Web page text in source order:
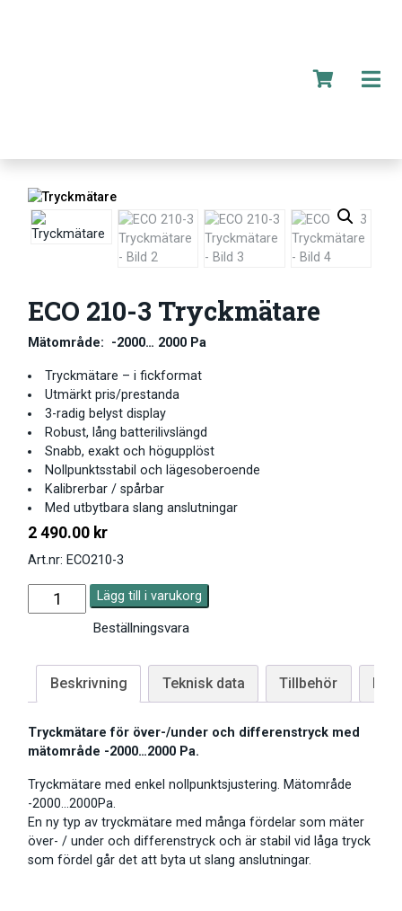
ECO 210-3 Tryckmätare
Mätområde: -2000… 2000 Pa
Tryckmätare – i fickformat
Utmärkt pris/prestanda
3-radig belyst display
Robust, lång batterilivslängd
Snabb, exakt och högupplöst
Nollpunktsstabil och lägesoberoende
Kalibrerbar / spårbar
Med utbytbara slang anslutningar
2 490.00 kr
Art.nr: ECO210-3
Lägg till i varukorg
Beställningsvara
Beskrivning Teknisk data Tillbehör
Tryckmätare för över-/under och differenstryck med
mätområde -2000…2000 Pa.
Tryckmätare med enkel nollpunktsjustering. Mätområde
-2000…2000Pa.
En ny typ av tryckmätare med många fördelar som mäter
över- / under och differenstryck och är stabil vid låga tryck
som fördel går det att byta ut slang anslutningar.